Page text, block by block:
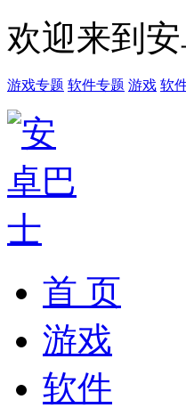
欢迎来到
游戏专题 软件专题 游戏 软
首 页
游戏
软件